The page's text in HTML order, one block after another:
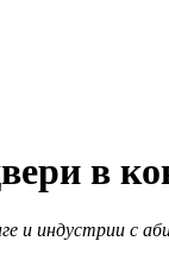
в
индустрии с